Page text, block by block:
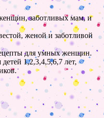
заботливых мам, и
женой и заботливой
для умных женщин.
1,2,3,4,5,6,7 лет,